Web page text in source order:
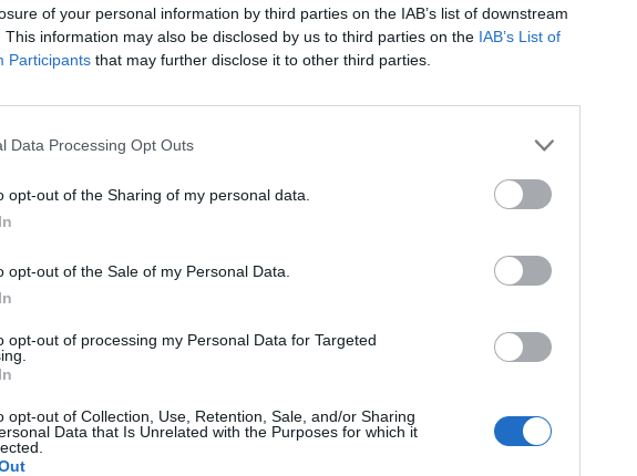
of your personal information by third parties on the IAB’s list of downstream
This information may also be disclosed by us to third parties on the IAB’s List of
Participants that may further disclose it to other third parties.
Data Processing Opt Outs
opt-out of the Sharing of my personal data.
opt-out of the Sale of my Personal Data.
opt-out of processing my Personal Data for Targeted
opt-out of Collection, Use, Retention, Sale, and/or Sharing
Data that Is Unrelated with the Purposes for which it
sens Cornillon La Motte
après l'Auberge De La
Signaler une erreur Ajouter un